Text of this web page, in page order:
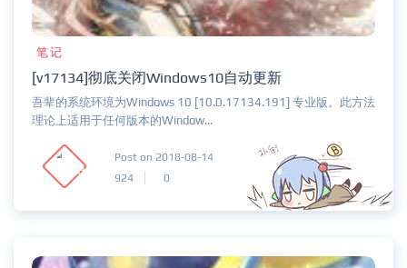
笔记
[v17134]彻底关闭Windows10自动更新
吾辈的系统环境为Windows 10 [10.0.17134.191] 专业版。此方法
理论上适用于任何版本的Window...
Post on 2018-08-14
924
0